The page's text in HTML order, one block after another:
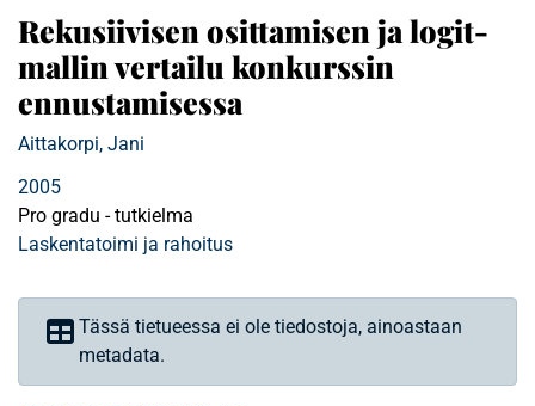
Rekusiivisen osittamisen ja logit-
mallin vertailu konkurssin
ennustamisessa
Aittakorpi, Jani
2005
Pro gradu - tutkielma
Laskentatoimi ja rahoitus
Tässä tietueessa ei ole tiedostoja, ainoastaan
metadata.